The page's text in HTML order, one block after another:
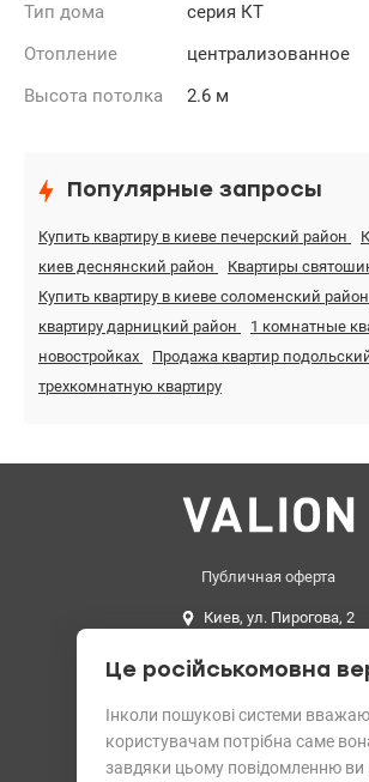
Тип дома
серия КТ
Отопление
централизованное
Высота потолка
2.6 м
Популярные запросы
Купить квартиру в киеве печерский район
киев деснянский район
Квартиры
Купить квартиру в киеве соломенский район
квартиру дарницкий район
1 комнатные
новостройках
Продажа квартир
трехкомнатную квартиру
Публичная оферта
Киев, ул. Пирогова, 2
info@valion.ua
Средний рейтинг
4.89 из 5 звезд. 199 отзывов
Це російськомовна
Інколи пошукові системи
користувачам потрібна саме
завдяки цьому повідомленню